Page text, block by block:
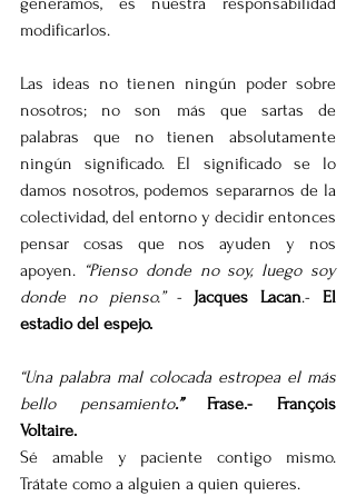
modificarlos.
Las ideas no tienen ningún poder sobre
nosotros; no son más que sartas de
palabras que no tienen absolutamente
ningún significado. El significado se lo
damos nosotros, podemos separarnos de la
colectividad, del entorno y decidir entonces
pensar cosas que nos ayuden y nos
apoyen. “Pienso donde no soy, luego soy
donde no pienso.” - Jacques Lacan.- El
estadio del espejo.
“Una palabra mal colocada estropea el más
bello pensamiento.” Frase.- François
Voltaire.
Sé amable y paciente contigo mismo.
Trátate como a alguien a quien quieres.